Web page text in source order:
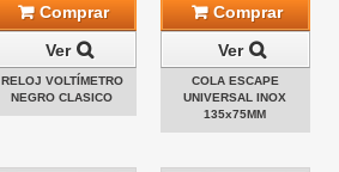
Comprar
Ver
RELOJ VOLTÍMETRO
NEGRO CLASICO
Comprar
Ver
COLA ESCAPE
UNIVERSAL INOX
135x75MM